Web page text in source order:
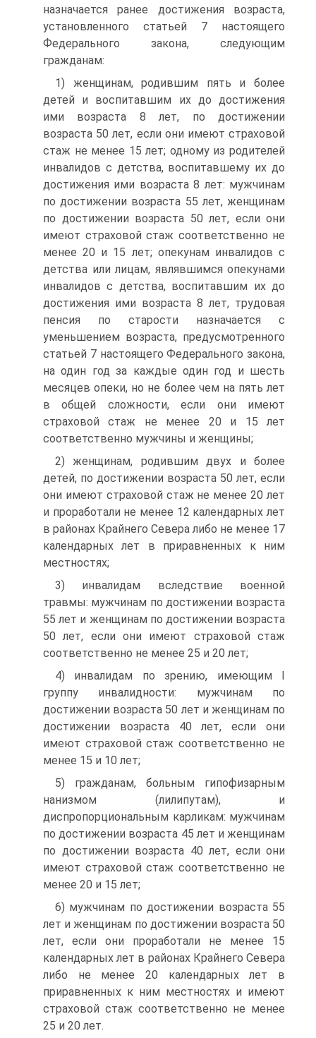
назначается ранее достижения возраста,
установленного статьей 7 настоящего
Федерального закона, следующим
гражданам:
1) женщинам, родившим пять и более
детей и воспитавшим их до достижения
ими возраста 8 лет, по достижении
возраста 50 лет, если они имеют страховой
стаж не менее 15 лет; одному из родителей
инвалидов с детства, воспитавшему их до
достижения ими возраста 8 лет: мужчинам
по достижении возраста 55 лет, женщинам
по достижении возраста 50 лет, если они
имеют страховой стаж соответственно не
менее 20 и 15 лет; опекунам инвалидов с
детства или лицам, являвшимся опекунами
инвалидов с детства, воспитавшим их до
достижения ими возраста 8 лет, трудовая
пенсия по старости назначается с
уменьшением возраста, предусмотренного
статьей 7 настоящего Федерального закона,
на один год за каждые один год и шесть
месяцев опеки, но не более чем на пять лет
в общей сложности, если они имеют
страховой стаж не менее 20 и 15 лет
соответственно мужчины и женщины;
2) женщинам, родившим двух и более
детей, по достижении возраста 50 лет, если
они имеют страховой стаж не менее 20 лет
и проработали не менее 12 календарных лет
в районах Крайнего Севера либо не менее 17
календарных лет в приравненных к ним
местностях;
3) инвалидам вследствие военной
травмы: мужчинам по достижении возраста
55 лет и женщинам по достижении возраста
50 лет, если они имеют страховой стаж
соответственно не менее 25 и 20 лет;
4) инвалидам по зрению, имеющим I
группу инвалидности: мужчинам по
достижении возраста 50 лет и женщинам по
достижении возраста 40 лет, если они
имеют страховой стаж соответственно не
менее 15 и 10 лет;
5) гражданам, больным гипофизарным
нанизмом (лилипутам), и
диспропорциональным карликам: мужчинам
по достижении возраста 45 лет и женщинам
по достижении возраста 40 лет, если они
имеют страховой стаж соответственно не
менее 20 и 15 лет;
6) мужчинам по достижении возраста 55
лет и женщинам по достижении возраста 50
лет, если они проработали не менее 15
календарных лет в районах Крайнего Севера
либо не менее 20 календарных лет в
приравненных к ним местностях и имеют
страховой стаж соответственно не менее
25 и 20 лет.